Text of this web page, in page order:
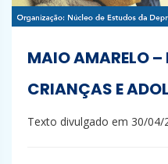
MAIO AMARELO –
CRIANÇAS E
Texto divulgado em 30/04/